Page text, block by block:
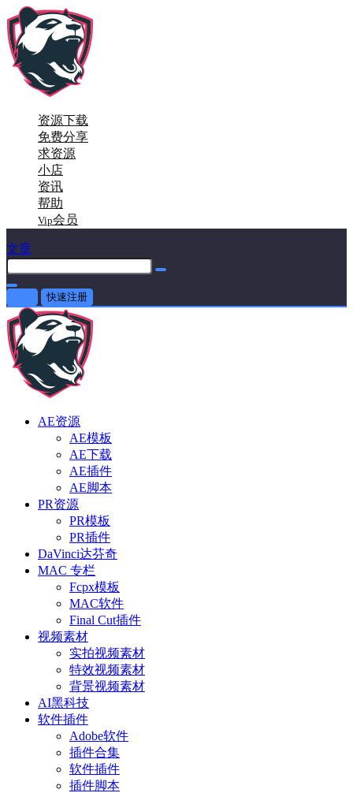
资源下载
免费分享
求资源
小店
资讯
帮助
Vip会员
文章
快速注册
AE资源
AE模板
AE下载
AE插件
AE脚本
PR资源
PR模板
PR插件
DaVinci达芬奇
MAC 专栏
Fcpx模板
MAC软件
Final Cut插件
视频素材
实拍视频素材
特效视频素材
背景视频素材
AI黑科技
软件插件
Adobe软件
插件合集
软件插件
插件脚本